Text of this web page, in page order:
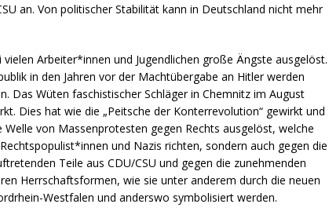
an. Von politischer Stabilität kann in Deutschland nicht mehr
Arbeiter*innen und Jugendlichen große Ängste ausgelöst.
in den Jahren vor der Machtübergabe an Hitler werden
Das Wüten faschistischer Schläger in Chemnitz im August
Dies hat wie die „Peitsche der Konterrevolution“ gewirkt und
von Massenprotesten gegen Rechts ausgelöst, welche
und Nazis richten, sondern auch gegen die
Teile aus CDU/CSU und gegen die zunehmenden
Herrschaftsformen, wie sie unter anderem durch die neuen
Westfalen und anderswo symbolisiert werden.